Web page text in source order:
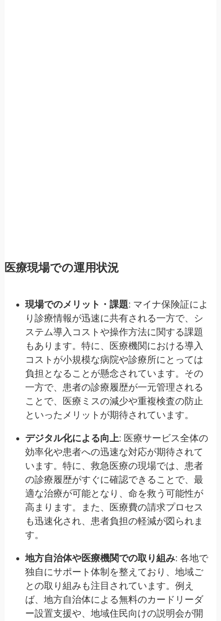
医療現場での運用状況
現場でのメリット・課題: マイナ保険証によ
り診療情報が迅速に共有される一方で、シ
ステム導入コストや操作方法に関する課題
もあります。特に、医療機関における導入
コストが小規模な病院や診療所にとっては
負担となることが懸念されています。その
一方で、患者の診療履歴が一元管理される
ことで、医療ミスの減少や重複検査の防止
といったメリットが期待されています。
デジタル化による向上: 医療サービス全体の
効率化や患者への迅速な対応が期待されて
います。特に、救急医療の現場では、患者
の診療履歴がすぐに確認できることで、最
適な治療が可能となり、命を救う可能性が
高まります。また、医療費の請求プロセス
も迅速化され、患者負担の軽減が図られま
す。
地方自治体や医療機関での取り組み: 各地で
独自にサポート体制を整えており、地域ご
との取り組みも注目されています。例え
ば、地方自治体による無料のカードリーダ
ー設置支援や、地域住民向けの説明会が開